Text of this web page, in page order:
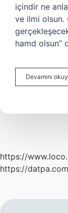
içindir ne
ve ilmi olsun.
gerçekleşecek
hamd olsun”
Devamını
https://
https://